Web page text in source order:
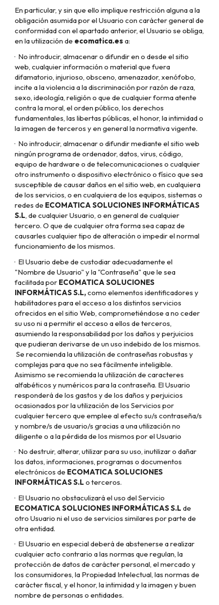
En particular, y sin que ello implique restricción alguna a la
obligación asumida por el Usuario con carácter general de
conformidad con el apartado anterior, el Usuario se obliga,
en la utilización de ecomatica.es a:
· No introducir, almacenar o difundir en o desde el sitio
web, cualquier información o material que fuera
difamatorio, injurioso, obsceno, amenazador, xenófobo,
incite a la violencia a la discriminación por razón de raza,
sexo, ideología, religión o que de cualquier forma atente
contra la moral, el orden público, los derechos
fundamentales, las libertas públicas, el honor, la intimidad o
la imagen de terceros y en general la normativa vigente.
· No introducir, almacenar o difundir mediante el sitio web
ningún programa de ordenador, datos, virus, código,
equipo de hardware o de telecomunicaciones o cualquier
otro instrumento o dispositivo electrónico o físico que sea
susceptible de causar daños en el sitio web, en cualquiera
de los servicios, o en cualquiera de los equipos, sistemas o
redes de ECOMATICA SOLUCIONES INFORMÁTICAS
S.L, de cualquier Usuario, o en general de cualquier
tercero. O que de cualquier otra forma sea capaz de
causarles cualquier tipo de alteración o impedir el normal
funcionamiento de los mismos.
· El Usuario debe de custodiar adecuadamente el
"Nombre de Usuario" y la "Contraseña" que le sea
facilitada por ECOMATICA SOLUCIONES
INFORMÁTICAS S.L,como elementos identificadores y
habilitadores para el acceso a los distintos servicios
ofrecidos en el sitio Web, comprometiéndose a no ceder
su uso ni a permitir el acceso a ellos de terceros,
asumiendo la responsabilidad por los daños y perjuicios
que pudieran derivarse de un uso indebido de los mismos.
Se recomienda la utilización de contraseñas robustas y
complejas para que no sea fácilmente inteligible.
Asimismo se recomienda la utilización de caracteres
alfabéticos y numéricos para la contraseña. El Usuario
responderá de los gastos y de los daños y perjuicios
ocasionados por la utilización de los Servicios por
cualquier tercero que emplee al efecto su/s contraseña/s
y nombre/s de usuario/s gracias a una utilización no
diligente o a la pérdida de los mismos por el Usuario
· No destruir, alterar, utilizar para su uso, inutilizar o dañar
los datos, informaciones, programas o documentos
electrónicos de ECOMATICA SOLUCIONES
INFORMÁTICAS S.L o terceros.
· El Usuario no obstaculizará el uso del Servicio
ECOMATICA SOLUCIONES INFORMÁTICAS S.L de
otro Usuario ni el uso de servicios similares por parte de
otra entidad.
· El Usuario en especial deberá de abstenerse a realizar
cualquier acto contrario a las normas que regulan, la
protección de datos de carácter personal, el mercado y
los consumidores, la Propiedad Intelectual, las normas de
carácter fiscal, y el honor, la intimidad y la imagen y buen
nombre de personas o entidades.